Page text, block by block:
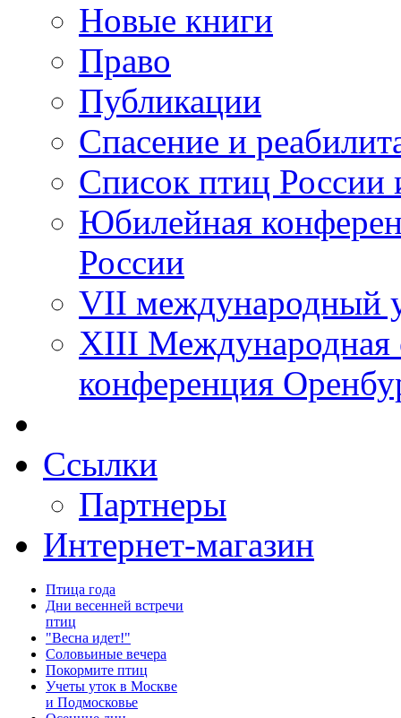
Новые книги
Право
Публикации
Спасение и
Список птиц России
Юбилейная
России
VII международный
XIII Международная
конференция
Ссылки
Партнеры
Интернет-магазин
Птица года
Дни весенней встречи
птиц
"Весна идет!"
Соловьиные вечера
Покормите птиц
Учеты уток в Москве
и Подмосковье